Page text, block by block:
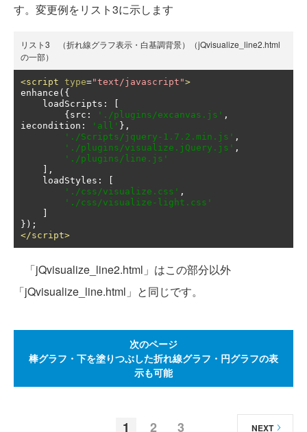
す。変更例をリスト3に示します
リスト3 （折れ線グラフ表示・白基調背景）（jQvisualize_line2.html
の一部）
<script type="text/javascript">
enhance ({
    loadScripts
:
{ src : './plugins/excanvas.js' ,
iecondition : 'all' },
'./Scripts/jquery-1.7.2.min.js' ,
'./plugins/visualize.jQuery.js' ,
'./plugins/line.js'
],
    loadStyles
:
'./css/visualize.css' ,
'./css/visualize-light.css'
});
</script>
「jQvisualize_line2.html」はこの部分以外
「jQvisualize_line.html」と同じです。
次のページ
棒グラフ・下を塗りつぶした折れ線グラフ・円グラフの表
示も可能
1 2 3 NEXT